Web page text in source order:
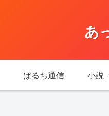
あ
ぱるち通信 小説